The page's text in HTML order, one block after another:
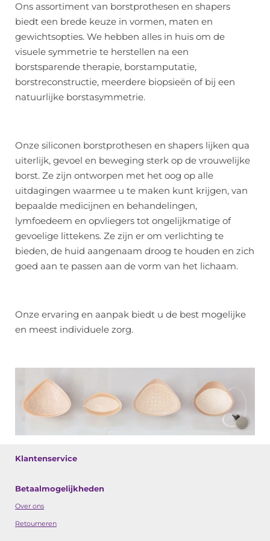
Ons assortiment van borstprothesen en shapers
biedt een brede keuze in vormen, maten en
gewichtsopties. We hebben alles in huis om de
visuele symmetrie te herstellen na een
borstsparende therapie, borstamputatie,
borstreconstructie, meerdere biopsieën of bij een
natuurlijke borstasymmetrie.
Onze siliconen borstprothesen en shapers lijken qua
uiterlijk, gevoel en beweging sterk op de vrouwelijke
borst. Ze zijn ontworpen met het oog op alle
uitdagingen waarmee u te maken kunt krijgen, van
bepaalde medicijnen en behandelingen,
lymfoedeem en opvliegers tot ongelijkmatige of
gevoelige littekens. Ze zijn er om verlichting te
bieden, de huid aangenaam droog te houden en zich
goed aan te passen aan de vorm van het lichaam.
Onze ervaring en aanpak biedt u de best mogelijke
en meest individuele zorg.
Klantenservice
Betaalmogelijkheden
Over ons
Retourneren